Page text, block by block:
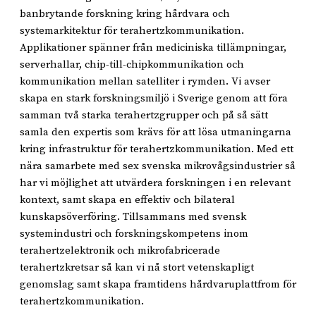
banbrytande forskning kring hårdvara och
systemarkitektur för terahertzkommunikation.
Applikationer spänner från mediciniska tillämpningar,
serverhallar, chip-till-chipkommunikation och
kommunikation mellan satelliter i rymden. Vi avser
skapa en stark forskningsmiljö i Sverige genom att föra
samman två starka terahertzgrupper och på så sätt
samla den expertis som krävs för att lösa utmaningarna
kring infrastruktur för terahertzkommunikation. Med ett
nära samarbete med sex svenska mikrovågsindustrier så
har vi möjlighet att utvärdera forskningen i en relevant
kontext, samt skapa en effektiv och bilateral
kunskapsöverföring. Tillsammans med svensk
systemindustri och forskningskompetens inom
terahertzelektronik och mikrofabricerade
terahertzkretsar så kan vi nå stort vetenskapligt
genomslag samt skapa framtidens hårdvaruplattfrom för
terahertzkommunikation.